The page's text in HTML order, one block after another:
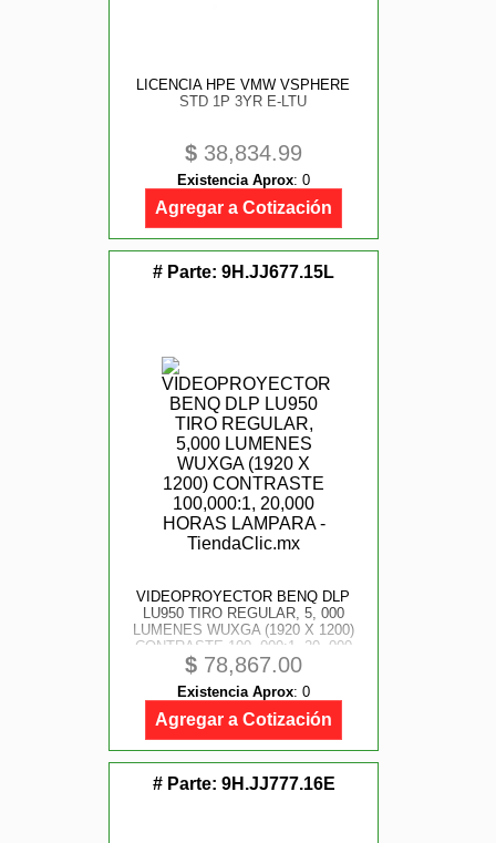
LICENCIA HPE VMW VSPHERE
STD 1P 3YR E-LTU
$ 38,834.99
Existencia Aprox: 0
Agregar a Cotización
# Parte: 9H.JJ677.15L
VIDEOPROYECTOR BENQ DLP
LU950 TIRO REGULAR, 5, 000
LUMENES WUXGA (1920 X 1200)
CONTRASTE 100, 000:1, 20, 000
HORAS LAMPARA
$ 78,867.00
Existencia Aprox: 0
Agregar a Cotización
# Parte: 9H.JJ777.16E